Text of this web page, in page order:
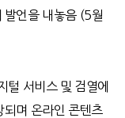
발언을 내놓음 (5월
털 서비스 및 검열에
되며 온라인 콘텐츠